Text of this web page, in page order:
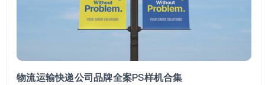
物流运输快递公司品牌全案PS样机合集